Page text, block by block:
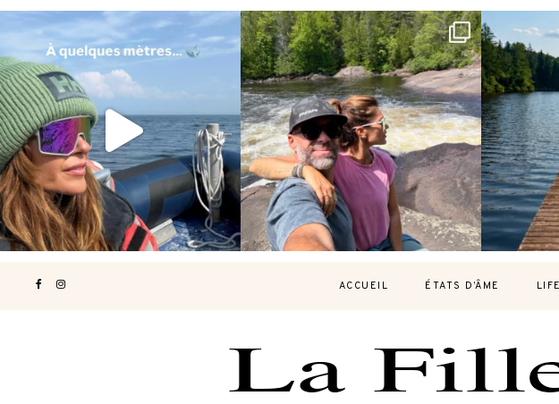
Voir une baleine en photo, c’est
impressionnant 🐋...
196
Les Laurentides, le Québec version
nature.
...
309 47
Et si je te
ACCUEIL ÉTATS D’ÂME